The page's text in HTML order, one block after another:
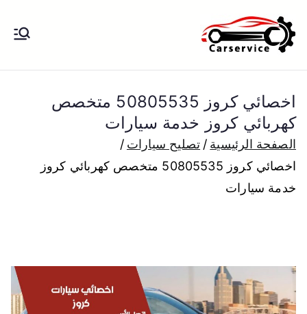
إلى
المحتوى
الكويت
بنشر متنقل الكويت كهرباء وبنشر تبديل
بارخص الاسعار
اخصائي كروز 50805535 متخصص
كهربائي كروز خدمة سيارات
الصفحة الرئيسية
تصليح سيارات
اخصائي كروز 50805535 متخصص كهربائي كروز
خدمة سيارات